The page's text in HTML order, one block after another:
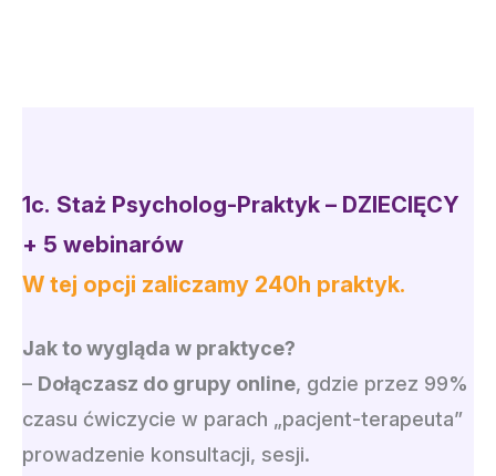
1c. Staż Psycholog-Praktyk – DZIECIĘCY
+ 5 webinarów
W tej opcji zaliczamy 240h praktyk.
Jak to wygląda w praktyce?
– Dołączasz do grupy online, gdzie przez 99%
czasu ćwiczycie w parach „pacjent-terapeuta”
prowadzenie konsultacji, sesji.